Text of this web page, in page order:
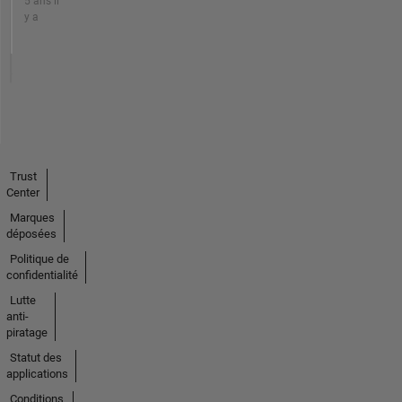
y a
Trust
Center
Marques
déposées
Politique de
confidentialité
Lutte
anti-
piratage
Statut des
applications
Conditions